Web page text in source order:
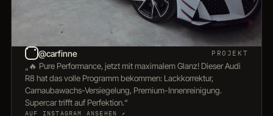
@carfinne PROJEKT
„🔥 Pure Performance, jetzt mit maximalem Glanz! Dieser Audi
R8 hat das volle Programm bekommen: Lackkorrektur,
Carnaubawachs-Versiegelung, Premium-Innenreinigung.
Supercar trifft auf Perfektion.“
AUF INSTAGRAM ANSEHEN ↗